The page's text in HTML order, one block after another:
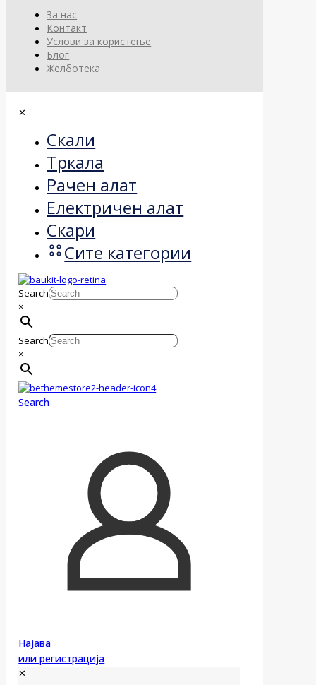
За нас
Контакт
Услови за користење
Блог
Желботека
✕
Скали
Тркала
Рачен алат
Електричен алат
Скари
Сите категории
Search
×
Search
×
Search
Најава
или регистрација
✕